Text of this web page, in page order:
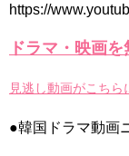
ENA 디렉
100 days
#kdrama #love
り 千代に課せ
ダ）」の意味・
について
https://
ドラマ・映画
見逃し動画がこちら
●韓国ドラマ動画